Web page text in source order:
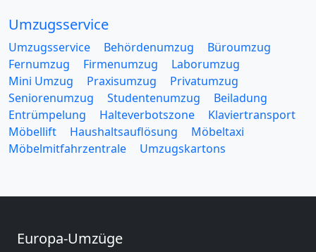
Umzugsservice
Umzugsservice Behördenumzug
Büroumzug
Fernumzug
Firmenumzug
Laborumzug
Mini Umzug
Praxisumzug
Privatumzug
Seniorenumzug
Studentenumzug
Beiladung
Entrümpelung
Halteverbotszone
Klaviertransport
Möbellift
Haushaltsauflösung
Möbeltaxi
Möbelmitfahrzentrale
Umzugskartons
Europa-Umzüge